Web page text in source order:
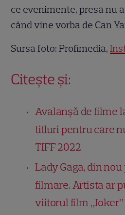
ce evenimente, presa nu
când vine vorba de Can
Sursa foto: Profimedia,
Citește și:
Avalanşă de filme
titluri pentru care
TIFF 2022
Lady Gaga, din
filmare. Artista ar
viitorul film „Joker”